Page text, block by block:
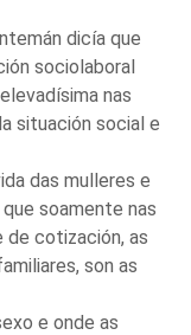
dicía que
sociolaboral
nas
situación social e
das mulleres e
soamente nas
de cotización, as
son as
e onde as